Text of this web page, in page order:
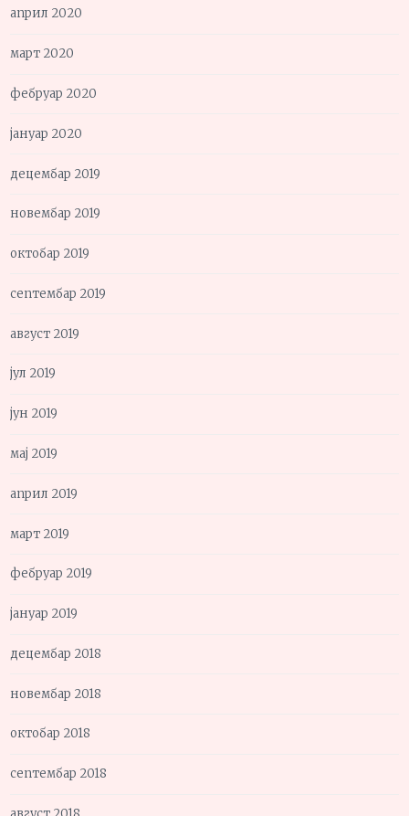
април 2020
март 2020
фебруар 2020
јануар 2020
децембар 2019
новембар 2019
октобар 2019
септембар 2019
август 2019
јул 2019
јун 2019
мај 2019
април 2019
март 2019
фебруар 2019
јануар 2019
децембар 2018
новембар 2018
октобар 2018
септембар 2018